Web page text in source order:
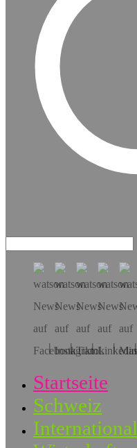
Startseite
Schweiz
International